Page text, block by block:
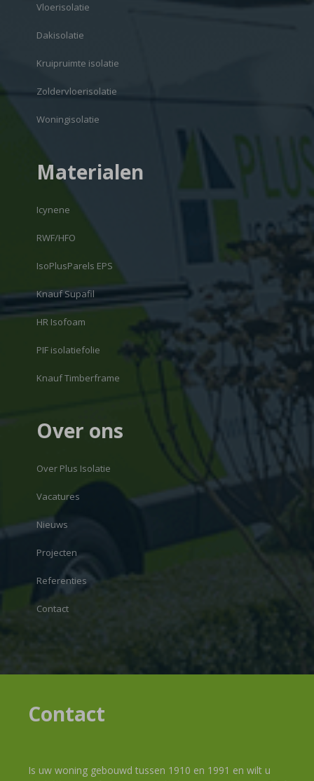
Vloerisolatie
Dakisolatie
Kruipruimte isolatie
Zoldervloerisolatie
Woningisolatie
Materialen
Icynene
RWF/HFO
IsoPlusParels EPS
Knauf Supafil
HR Isofoam
PIF isolatiefolie
Knauf Timberframe
Over ons
Over Plus Isolatie
Vacatures
Nieuws
Projecten
Referenties
Contact
Contact
Is uw woning gebouwd tussen 1910 en 1991 en wilt u